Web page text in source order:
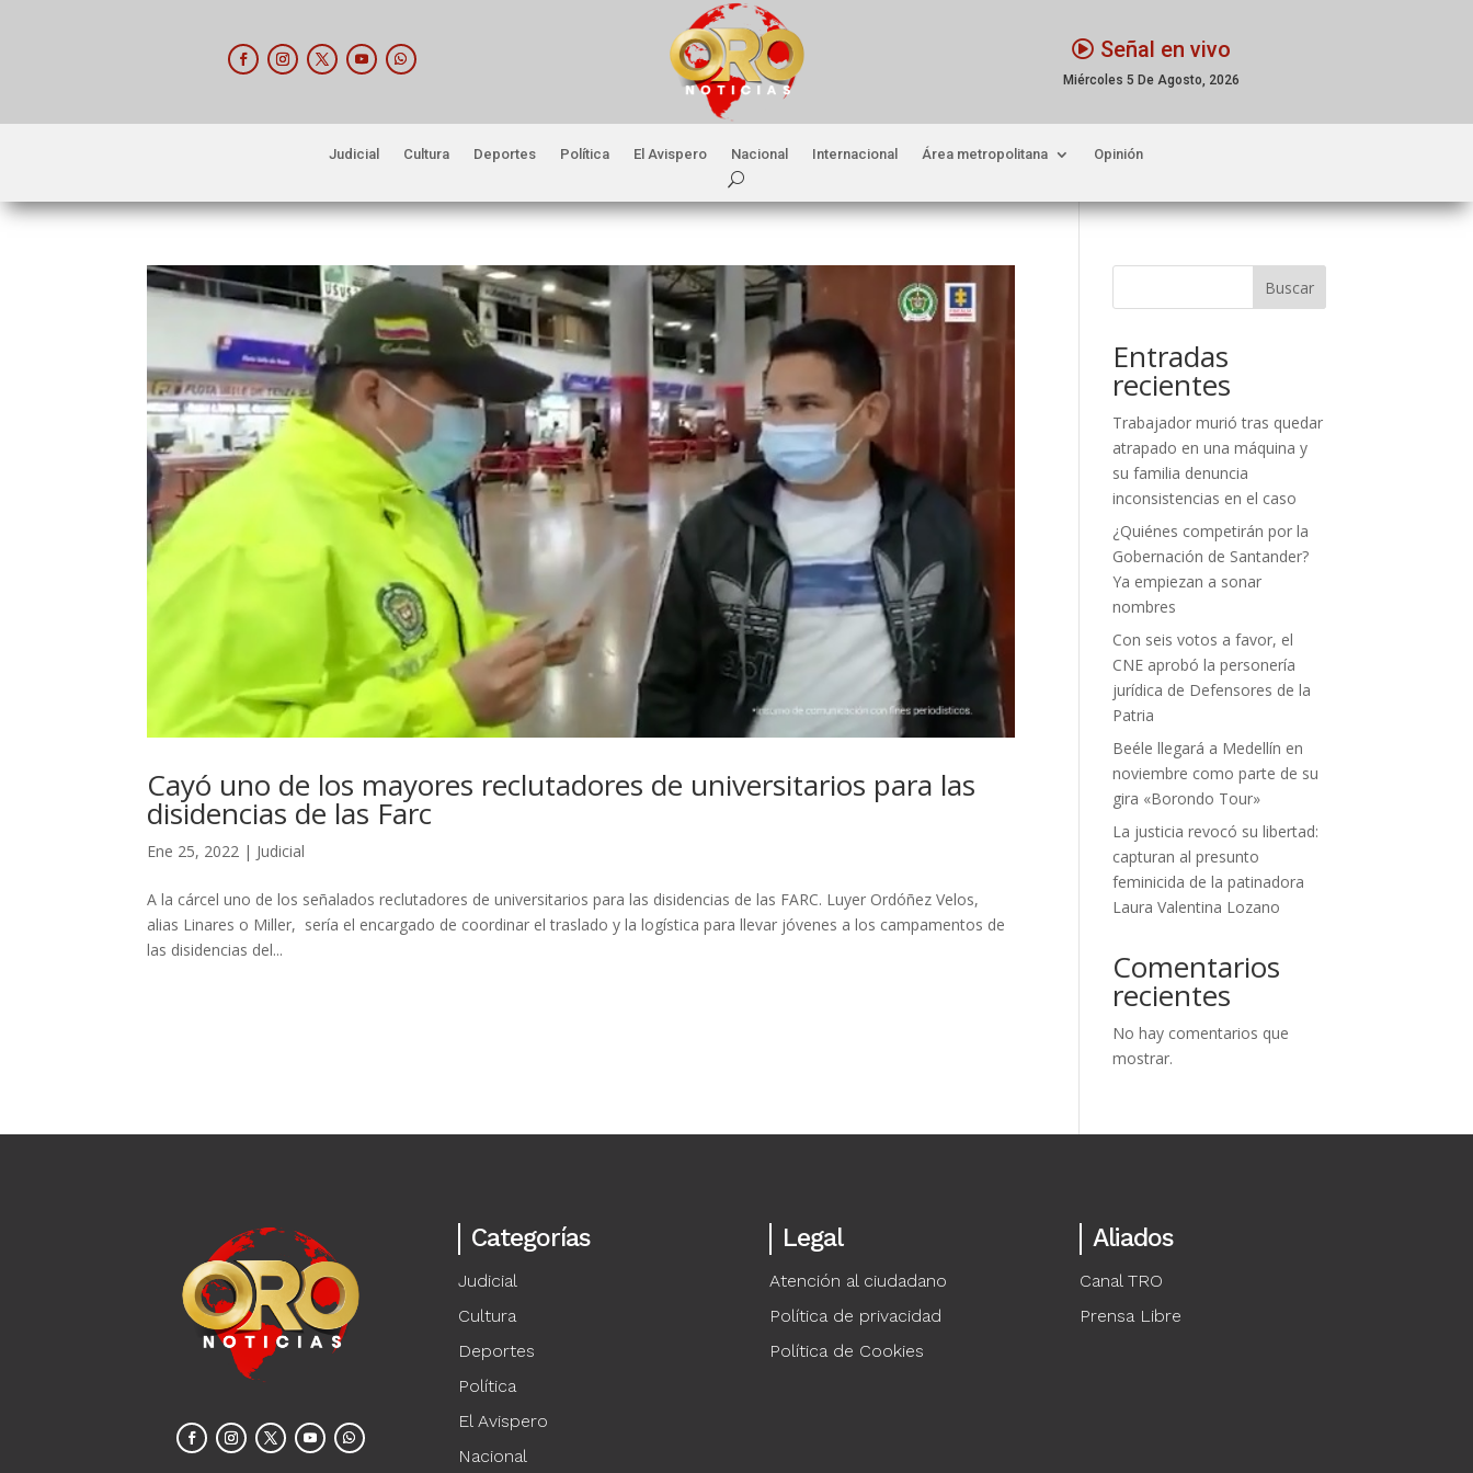
Señal en vivo
Miércoles 5 De Agosto, 2026
Judicial Cultura Deportes Política El Avispero Nacional Internacional Área metropolitana Opinión
Cayó uno de los mayores reclutadores de universitarios para las
disidencias de las Farc
Ene 25, 2022 | Judicial
A la cárcel uno de los señalados reclutadores de universitarios para las disidencias de las FARC. Luyer Ordóñez Velos,
alias Linares o Miller, sería el encargado de coordinar el traslado y la logística para llevar jóvenes a los campamentos de
las disidencias del...
Buscar
Entradas
recientes
Trabajador murió tras quedar
atrapado en una máquina y
su familia denuncia
inconsistencias en el caso
¿Quiénes competirán por la
Gobernación de Santander?
Ya empiezan a sonar
nombres
Con seis votos a favor, el
CNE aprobó la personería
jurídica de Defensores de la
Patria
Beéle llegará a Medellín en
noviembre como parte de su
gira «Borondo Tour»
La justicia revocó su libertad:
capturan al presunto
feminicida de la patinadora
Laura Valentina Lozano
Comentarios
recientes
No hay comentarios que
mostrar.
Categorías
Judicial
Cultura
Deportes
Política
El Avispero
Nacional
Legal
Atención al ciudadano
Política de privacidad
Política de Cookies
Aliados
Canal TRO
Prensa Libre